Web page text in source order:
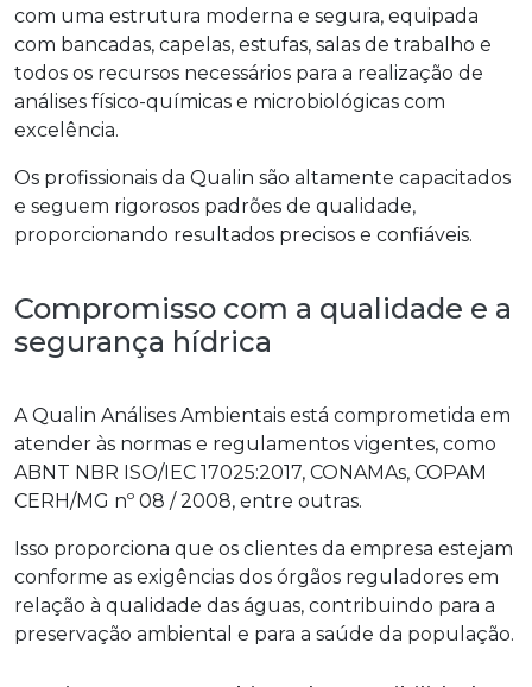
com uma estrutura moderna e segura, equipada
com bancadas, capelas, estufas, salas de trabalho e
todos os recursos necessários para a realização de
análises físico-químicas e microbiológicas com
excelência.
Os profissionais da Qualin são altamente capacitados
e seguem rigorosos padrões de qualidade,
proporcionando resultados precisos e confiáveis.
Compromisso com a qualidade e a
segurança hídrica
A Qualin Análises Ambientais está comprometida em
atender às normas e regulamentos vigentes, como
ABNT NBR ISO/IEC 17025:2017, CONAMAs, COPAM
CERH/MG nº 08 / 2008, entre outras.
Isso proporciona que os clientes da empresa estejam
conforme as exigências dos órgãos reguladores em
relação à qualidade das águas, contribuindo para a
preservação ambiental e para a saúde da população.